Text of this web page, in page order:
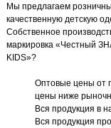
Мы предлагаем
качественную детскую
Собственное
маркировка «Честный
KIDS»?
Оптовые цены от
цены ниже
Вся продукция в
Вся продукция